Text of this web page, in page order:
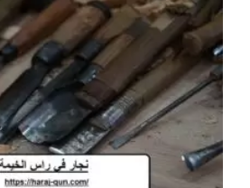
راس
الخيمة
|0503418441
مغلقة